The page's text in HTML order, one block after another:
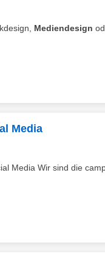
Mediendesign
Media
Media Wir sind die